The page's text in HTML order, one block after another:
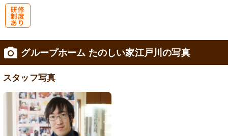
グループホーム たのしい家江戸川の写真
スタッフ写真